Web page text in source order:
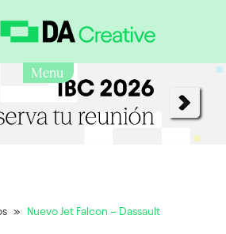
Menu
» Nuevo Jet Falcon – Dassault